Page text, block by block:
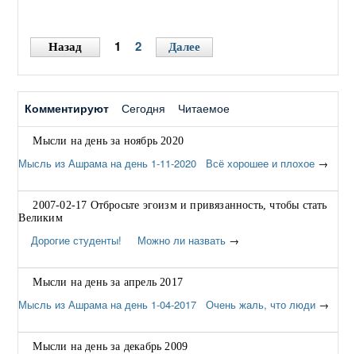
Сатья Саи.
Назад 1 2 Далее
Комментируют Сегодня Читаемое
Мысли на день за ноябрь 2020
Мысль из Ашрама на день 1-11-2020 Всё хорошее и плохое →
2007-02-17 Отбросьте эгоизм и привязанность, чтобы стать
Великим
Дорогие студенты! Можно ли назвать →
Мысли на день за апрель 2017
Мысль из Ашрама на день 1-04-2017 Очень жаль, что люди →
Мысли на день за декабрь 2009